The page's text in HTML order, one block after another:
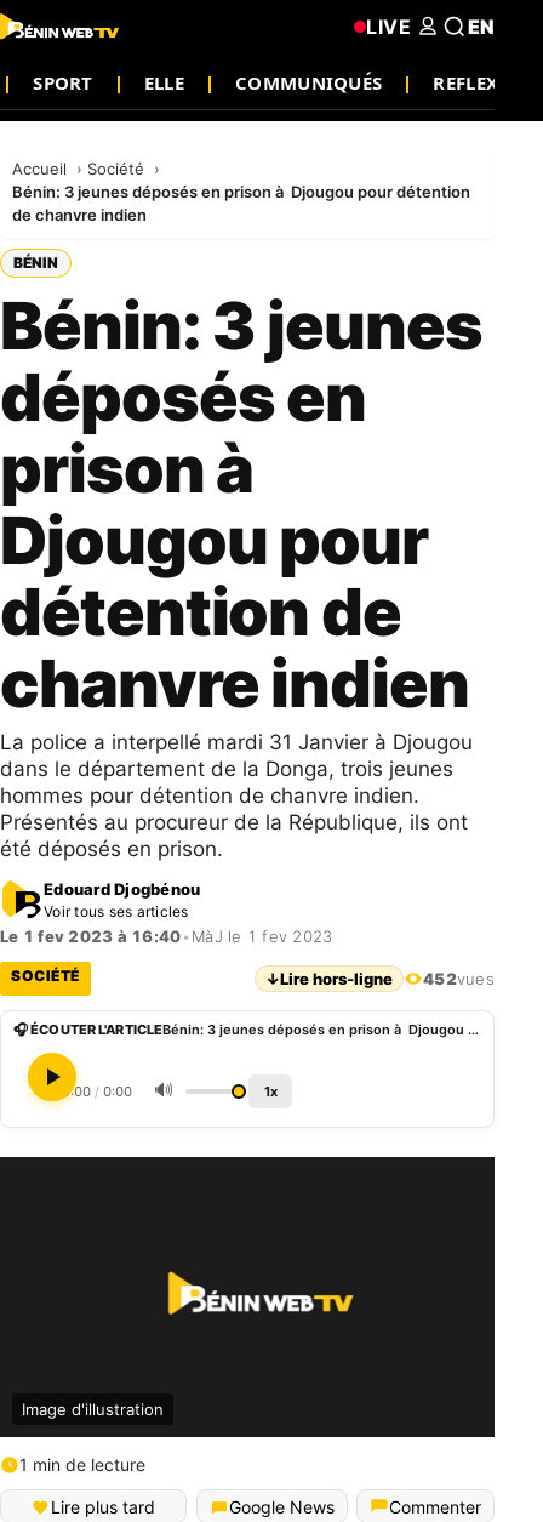
SPORT ELLE COMMUNIQUÉS REFLEXION
LIVE EN
Accueil
Société
Bénin: 3 jeunes déposés en prison à Djougou pour détention
de chanvre indien
BÉNIN
Bénin: 3 jeunes
déposés en
prison à
Djougou pour
détention de
chanvre indien
La police a interpellé mardi 31 Janvier à Djougou
dans le département de la Donga, trois jeunes
hommes pour détention de chanvre indien.
Présentés au procureur de la République, ils ont
été déposés en prison.
Edouard Djogbénou
Voir tous ses articles
Le 1 fev 2023 à 16:40• MàJ le 1 fev 2023
SOCIÉTÉ ↓Lire hors-ligne 452vues
🎧 ÉCOUTER L'ARTICLE Bénin: 3 jeunes déposés en prison à Djougou pour détention de chanvre indien
0:00 / 0:00 🔊 1x
Image d'illustration
1 min de lecture
Lire plus tard Google News
Commenter